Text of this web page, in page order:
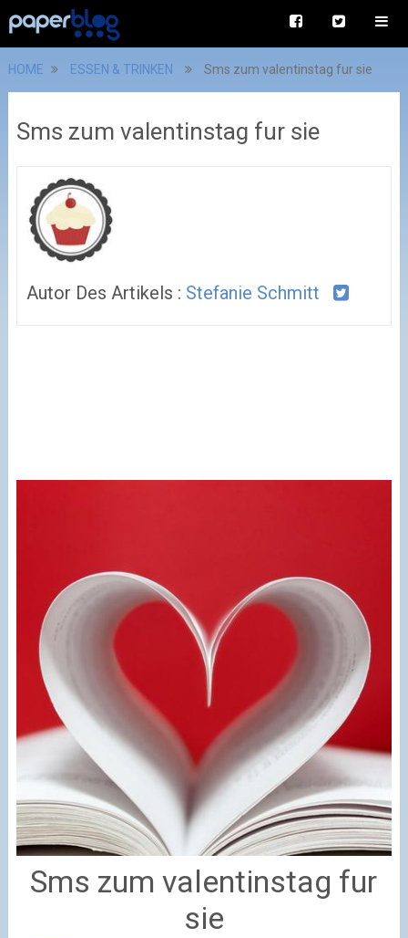
HOME ESSEN & TRINKEN Sms zum valentinstag fur sie
Sms zum valentinstag fur sie
Autor Des Artikels : Stefanie Schmitt
Sms zum valentinstag fur
sie